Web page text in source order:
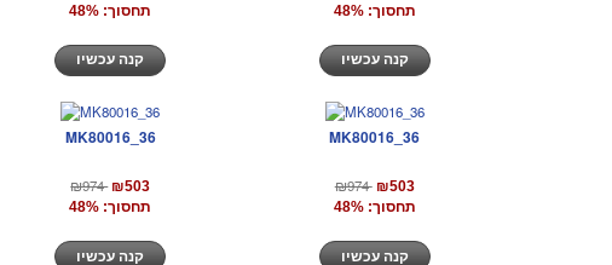
תחסוך: 48%
תחסוך: 48%
קנה עכשיו
MK80016_36
₪974 ₪503
תחסוך: 48%
MK80016_36
₪974 ₪503
תחסוך: 48%
קנה עכשיו